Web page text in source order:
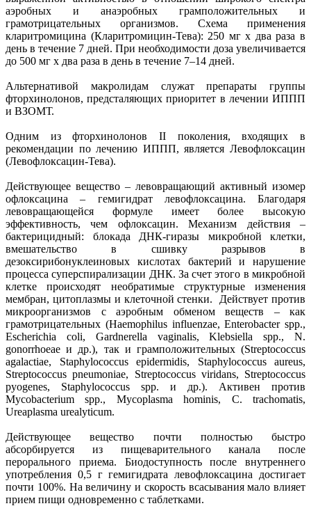
аэробных и анаэробных грамположительных и
грамотрицательных организмов. Схема применения
кларитромицина (Кларитромицин-Тева): 250 мг х два раза в
день в течение 7 дней. При необходимости доза увеличивается
до 500 мг х два раза в день в течение 7–14 дней.
Альтернативой макролидам служат препараты группы
фторхинолонов, предсталяющих приоритет в лечении ИППП
и ВЗОМТ.
Одним из фторхинолонов II поколения, входящих в
рекомендации по лечению ИППП, является Левофлоксацин
(Левофлоксацин-Тева).
Действующее вещество – левовращающий активный изомер
офлоксацина – гемигидрат левофлоксацина. Благодаря
левовращающейся формуле имеет более высокую
эффективность, чем офлоксацин. Механизм действия –
бактерицидный: блокада ДНК-гиразы микробной клетки,
вмешательство в сшивку разрывов в
дезоксирибонуклеиновых кислотах бактерий и нарушение
процесса суперспирализации ДНК. За счет этого в микробной
клетке происходят необратимые структурные изменения
мембран, цитоплазмы и клеточной стенки. Действует против
микроорганизмов с аэробным обменом веществ – как
грамотрицательных (Haemophilus influenzae, Enterobacter spp.,
Escherichia coli, Gardnerella vaginalis, Klebsiella spp., N.
gonorrhoeae и др.), так и грамположительных (Streptococcus
agalactiae, Staphylococcus epidermidis, Staphylococcus aureus,
Streptococcus pneumoniae, Streptococcus viridans, Streptococcus
pyogenes, Staphylococcus spp. и др.). Активен против
Mycobacterium spp., Mycoplasma hominis, C. trachomatis,
Ureaplasma urealyticum.
Действующее вещество почти полностью быстро
абсорбируется из пищеварительного канала после
перорального приема. Биодоступность после внутреннего
употребления 0,5 г гемигидрата левофлоксацина достигает
почти 100%. На величину и скорость всасывания мало влияет
прием пищи одновременно с таблетками.